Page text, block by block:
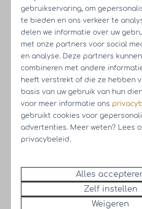
Bouwupdate juni
Resort
2025
gebruikservaring, om
te bieden en ons verkeer te
delen we informatie over uw
met onze partners voor social
en analyse. Deze partners
combineren met andere
heeft verstrekt of die ze hebben
basis van uw gebruik van hun
voor meer informatie ons
gebruikt cookies voor
advertenties. Meer weten? Lees
privacybeleid.
Alles
Zelf instellen
Weigeren